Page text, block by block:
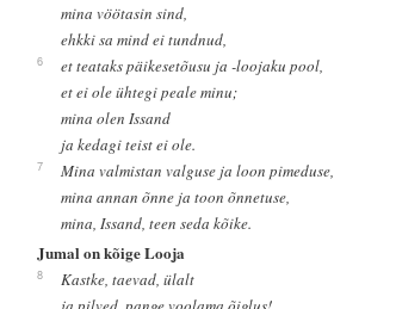
mina vöötasin sind,
ehkki sa mind ei tundnud,
6
et teataks päikesetõusu ja -loojaku pool,
et ei ole ühtegi peale minu;
mina olen Issand
ja kedagi teist ei ole.
7
Mina valmistan valguse ja loon pimeduse,
mina annan õnne ja toon õnnetuse,
mina, Issand, teen seda kõike.
Jumal on kõige Looja
8
Kastke, taevad, ülalt